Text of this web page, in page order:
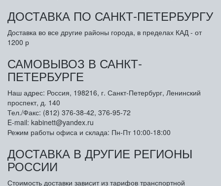
ДОСТАВКА ПО САНКТ-ПЕТЕРБУРГУ
Доставка во все другие районы города, в пределах КАД - от
1200 р
САМОВЫВОЗ В САНКТ-
ПЕТЕРБУРГЕ
Наш адрес: Россия, 198216, г. Санкт-Петербург, Ленинский
проспект, д. 140
Тел./Факс: (812) 376-38-42, 376-95-72
E-mail: kabinett@yandex.ru
Режим работы офиса и склада: Пн-Пт 10:00-18:00
ДОСТАВКА В ДРУГИЕ РЕГИОНЫ
РОССИИ
Стоимость доставки зависит из тарифов транспортной